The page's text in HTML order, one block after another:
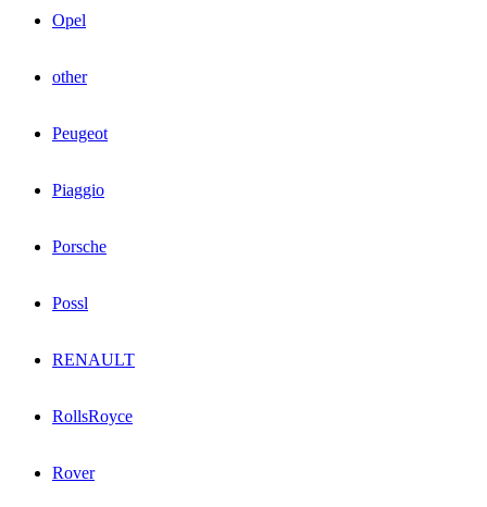
Opel
other
Peugeot
Piaggio
Porsche
Possl
RENAULT
RollsRoyce
Rover